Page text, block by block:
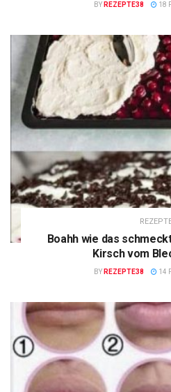
BY REZEPTE38 18
Boahh wie das
Kirsch vom
BY REZEPTE38 14